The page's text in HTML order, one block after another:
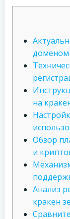
доменом
на
Обзор
и
Анализ
кракен